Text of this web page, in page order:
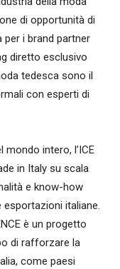
di opportunità di
per i brand partner
diretto esclusivo
tedesca sono il
con esperti di
intero, l’ICE
in Italy su scala
e know-how
italiane.
è un progetto
di rafforzare la
come paesi